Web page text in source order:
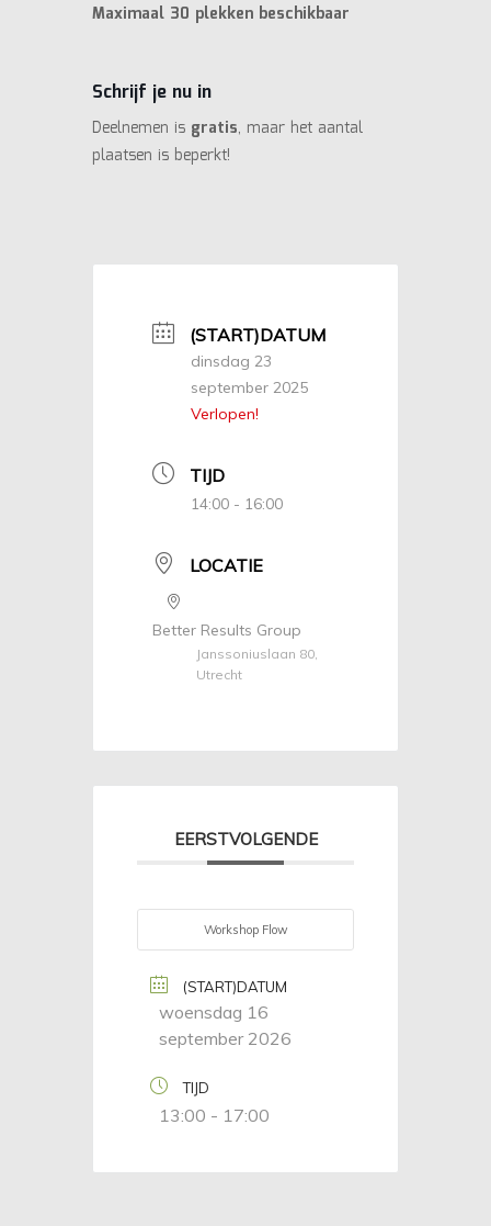
Maximaal 30 plekken beschikbaar
Schrijf je nu in
Deelnemen is gratis, maar het aantal
plaatsen is beperkt!
(START)DATUM
dinsdag 23
september 2025
Verlopen!
TIJD
14:00 - 16:00
LOCATIE
Better Results Group
Janssoniuslaan 80,
Utrecht
EERSTVOLGENDE
Workshop Flow
(START)DATUM
woensdag 16
september 2026
TIJD
13:00 - 17:00